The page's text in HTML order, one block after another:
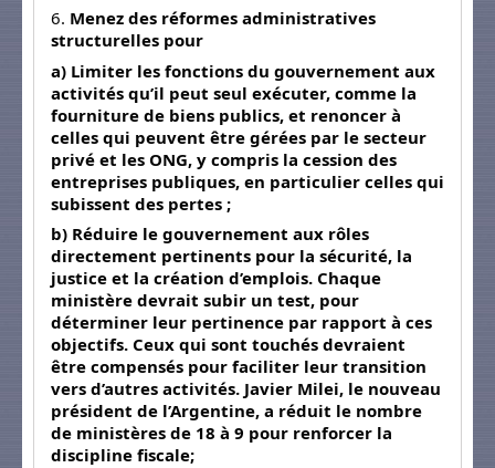
6. Menez des réformes administratives
structurelles pour
a) Limiter les fonctions du gouvernement aux
activités qu’il peut seul exécuter, comme la
fourniture de biens publics, et renoncer à
celles qui peuvent être gérées par le secteur
privé et les ONG, y compris la cession des
entreprises publiques, en particulier celles qui
subissent des pertes ;
b) Réduire le gouvernement aux rôles
directement pertinents pour la sécurité, la
justice et la création d’emplois. Chaque
ministère devrait subir un test, pour
déterminer leur pertinence par rapport à ces
objectifs. Ceux qui sont touchés devraient
être compensés pour faciliter leur transition
vers d’autres activités. Javier Milei, le nouveau
président de l’Argentine, a réduit le nombre
de ministères de 18 à 9 pour renforcer la
discipline fiscale;